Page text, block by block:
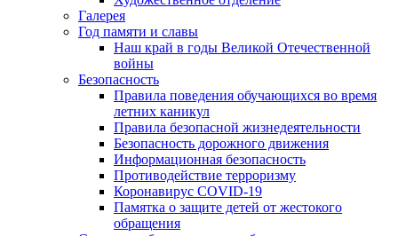
Галерея
Год памяти и славы
Наш край в годы Великой Отечественной
войны
Безопасность
Правила поведения обучающихся во время
летних каникул
Правила безопасной жизнедеятельности
Безопасность дорожного движения
Информационная безопасность
Противодействие терроризму
Коронавирус COVID-19
Памятка о защите детей от жестокого
обращения